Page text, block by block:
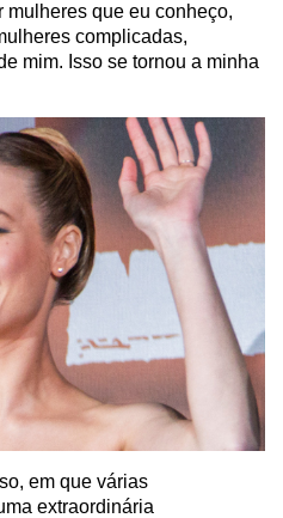
mulheres que eu conheço,
complicadas,
mim. Isso se tornou a minha
em que várias
extraordinária